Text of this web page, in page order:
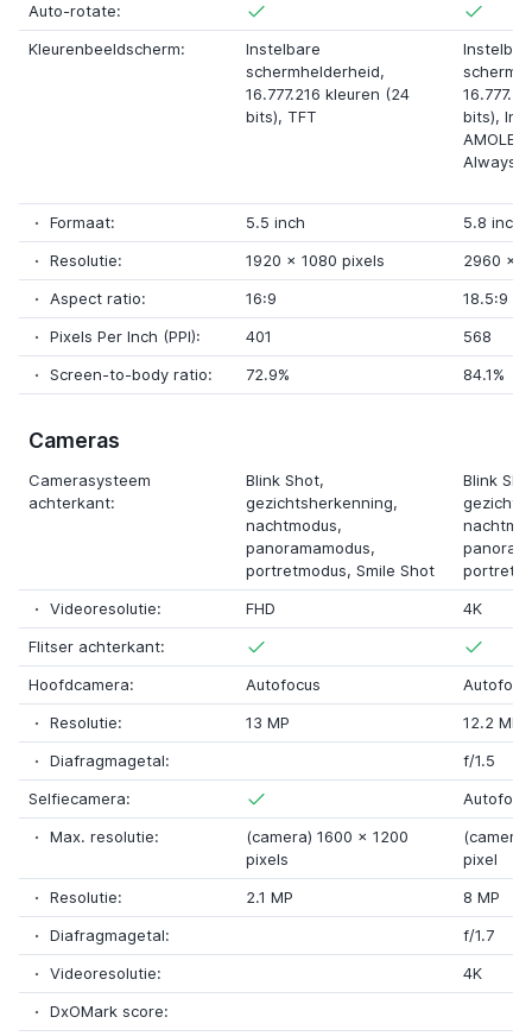
Auto-rotate:
Kleurenbeeldscherm:
Instelbare
schermhelderheid,
16.777.216 kleuren (24
bits), TFT
bits),
Always
Formaat: 5.5 inch
5.8 inch
Resolutie:
1920 x 1080 pixels 2960 x
Aspect ratio:
16:9
18.5:9
Pixels Per Inch (PPI):
401
568
Screen-to-body ratio:
72.9% 84.1%
Cameras
Camerasysteem
achterkant:
Blink Shot,
gezichtsherkenning,
nachtmodus,
panoramamodus,
portretmodus, Smile Shot
Blink
Videoresolutie:
FHD
4K
Flitser achterkant:
Hoofdcamera:
Autofocus
Resolutie:
13 MP
12.2 MP
Diafragmagetal:
f/1.5
Selfiecamera:
Max. resolutie:
(camera) 1600 x 1200
pixels
pixel
Resolutie:
2.1 MP
8 MP
Diafragmagetal:
f/1.7
Videoresolutie:
4K
DxOMark score: